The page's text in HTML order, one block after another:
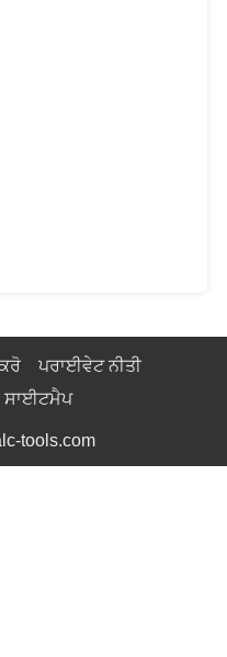
ਪਰਾਈਵੇਟ ਨੀਤੀ
ਸਾਈਟਮੈਪ
tools.com